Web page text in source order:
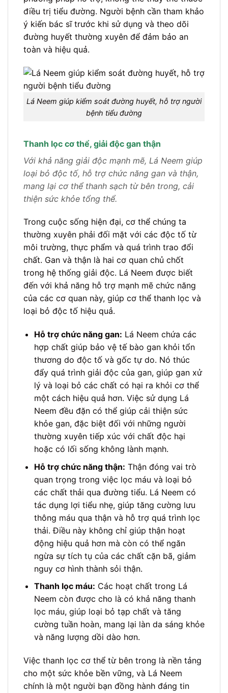
điều trị tiểu đường. Người bệnh cần tham khảo
ý kiến bác sĩ trước khi sử dụng và theo dõi
đường huyết thường xuyên để đảm bảo an
toàn và hiệu quả.
Lá Neem giúp kiểm soát đường huyết, hỗ trợ người
bệnh tiểu đường
Thanh lọc cơ thể, giải độc gan thận
Với khả năng giải độc mạnh mẽ, Lá Neem giúp
loại bỏ độc tố, hỗ trợ chức năng gan và thận,
mang lại cơ thể thanh sạch từ bên trong, cải
thiện sức khỏe tổng thể.
Trong cuộc sống hiện đại, cơ thể chúng ta
thường xuyên phải đối mặt với các độc tố từ
môi trường, thực phẩm và quá trình trao đổi
chất. Gan và thận là hai cơ quan chủ chốt
trong hệ thống giải độc. Lá Neem được biết
đến với khả năng hỗ trợ mạnh mẽ chức năng
của các cơ quan này, giúp cơ thể thanh lọc và
loại bỏ độc tố hiệu quả.
Hỗ trợ chức năng gan: Lá Neem chứa các
hợp chất giúp bảo vệ tế bào gan khỏi tổn
thương do độc tố và gốc tự do. Nó thúc
đẩy quá trình giải độc của gan, giúp gan xử
lý và loại bỏ các chất có hại ra khỏi cơ thể
một cách hiệu quả hơn. Việc sử dụng Lá
Neem đều đặn có thể giúp cải thiện sức
khỏe gan, đặc biệt đối với những người
thường xuyên tiếp xúc với chất độc hại
hoặc có lối sống không lành mạnh.
Hỗ trợ chức năng thận: Thận đóng vai trò
quan trọng trong việc lọc máu và loại bỏ
các chất thải qua đường tiểu. Lá Neem có
tác dụng lợi tiểu nhẹ, giúp tăng cường lưu
thông máu qua thận và hỗ trợ quá trình lọc
thải. Điều này không chỉ giúp thận hoạt
động hiệu quả hơn mà còn có thể ngăn
ngừa sự tích tụ của các chất cặn bã, giảm
nguy cơ hình thành sỏi thận.
Thanh lọc máu: Các hoạt chất trong Lá
Neem còn được cho là có khả năng thanh
lọc máu, giúp loại bỏ tạp chất và tăng
cường tuần hoàn, mang lại làn da sáng khỏe
và năng lượng dồi dào hơn.
Việc thanh lọc cơ thể từ bên trong là nền tảng
cho một sức khỏe bền vững, và Lá Neem
chính là một người bạn đồng hành đáng tin